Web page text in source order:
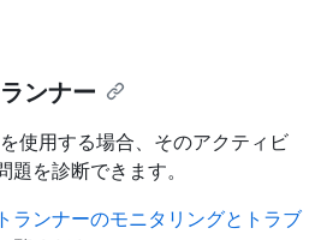
ンナー
使用する場合、そのアクティビ
を診断できます。
ランナーのモニタリングとトラブ